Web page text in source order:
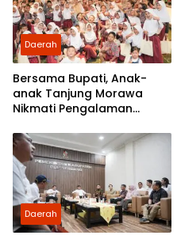
Daerah
Bersama Bupati, Anak-
anak Tanjung Morawa
Nikmati Pengalaman
Daerah